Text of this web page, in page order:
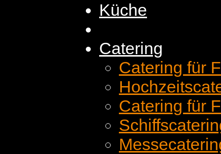
Küche
Catering
Catering für
Catering für